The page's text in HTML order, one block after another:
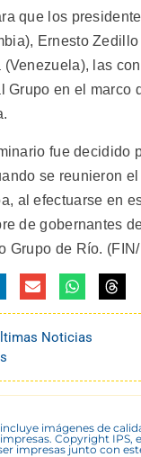
que los
Ernesto
(Venezuela), las
Grupo en el marco
fue decidido
se reunieron
al efectuarse en
de gobernantes
Grupo de Río.
Noticias
imágenes de
Copyright IPS,
impresas junto con